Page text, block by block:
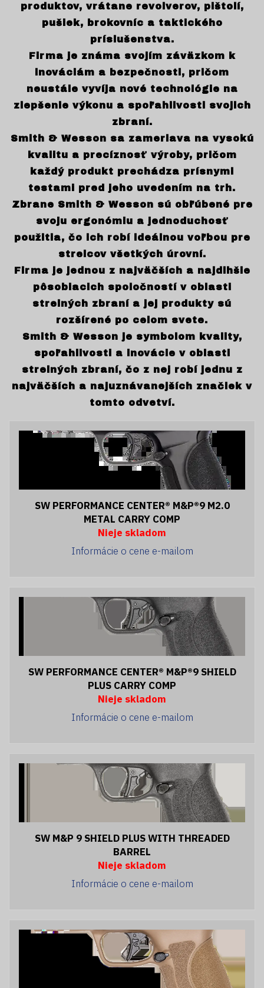
produktov, vrátane revolverov, pištolí,
pušiek, brokovníc a taktického
príslušenstva.
Firma je známa svojím záväzkom k
inováciám a bezpečnosti, pričom
neustále vyvíja nové technológie na
zlepšenie výkonu a spoľahlivosti svojich
zbraní.
Smith & Wesson sa zameriava na vysokú
kvalitu a precíznosť výroby, pričom
každý produkt prechádza prísnymi
testami pred jeho uvedením na trh.
Zbrane Smith & Wesson sú obľúbené pre
svoju ergonómiu a jednoduchosť
použitia, čo ich robí ideálnou voľbou pre
strelcov všetkých úrovní.
Firma je jednou z najväčších a najdlhšie
pôsobiacich spoločností v oblasti
strelných zbraní a jej produkty sú
rozšírené po celom svete.
Smith & Wesson je symbolom kvality,
spoľahlivosti a inovácie v oblasti
strelných zbraní, čo z nej robí jednu z
najväčších a najuznávanejších značiek v
tomto odvetví.
SW PERFORMANCE CENTER® M&P®9 M2.0
METAL CARRY COMP
Nieje skladom
Informácie o cene e-mailom
SW PERFORMANCE CENTER® M&P®9 SHIELD
PLUS CARRY COMP
Nieje skladom
Informácie o cene e-mailom
SW M&P 9 SHIELD PLUS WITH THREADED
BARREL
Nieje skladom
Informácie o cene e-mailom